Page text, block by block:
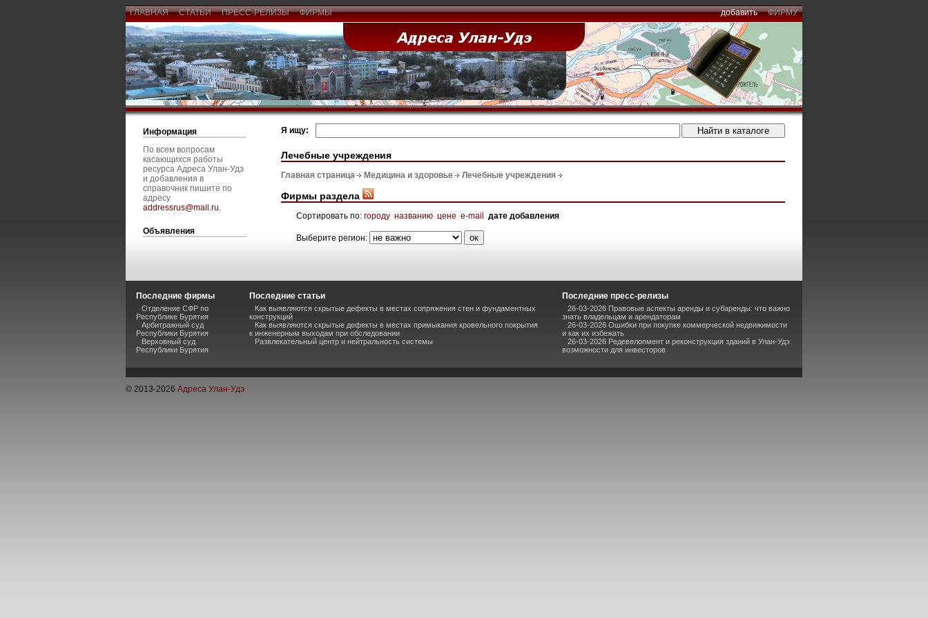
ГЛАВНАЯ СТАТЬИ ПРЕСС-РЕЛИЗЫ ФИРМЫ добавить ФИРМУ
Информация
По всем вопросам
касающихся работы
ресурса Адреса Улан-Удэ
и добавления в
справочник пишите по
адресу
addressrus@mail.ru.
Объявления
Я ищу:
Лечебные учреждения
Главная страница Медицина и здоровье Лечебные учреждения
Фирмы раздела
Сортировать по: городу названию цене e-mail дате добавления
Выберите регион:
Последние фирмы
Отделение СФР по
Республике Бурятия
Арбитражный суд
Республики Бурятия
Верховный суд
Республики Бурятия
Последние статьи
Как выявляются скрытые дефекты в местах сопряжения стен и фундаментных
конструкций
Как выявляются скрытые дефекты в местах примыкания кровельного покрытия
к инженерным выходам при обследовании
Развлекательный центр и нейтральность системы
Последние пресс-релизы
26-03-2026 Правовые аспекты аренды и субаренды: что важно
знать владельцам и арендаторам
26-03-2026 Ошибки при покупке коммерческой недвижимости
и как их избежать
26-03-2026 Редевелопмент и реконструкция зданий в Улан-Удэ:
возможности для инвесторов
© 2013-2026 Адреса Улан-Удэ